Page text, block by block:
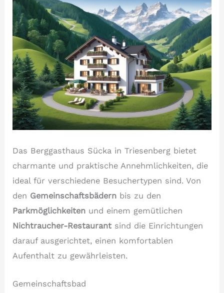
Das Berggasthaus Sücka in Triesenberg bietet
charmante und praktische Annehmlichkeiten, die
ideal für verschiedene Besuchertypen sind. Von
den Gemeinschaftsbädern bis zu den
Parkmöglichkeiten und einem gemütlichen
Nichtraucher-Restaurant sind die Einrichtungen
darauf ausgerichtet, einen komfortablen
Aufenthalt zu gewährleisten.
Gemeinschaftsbad